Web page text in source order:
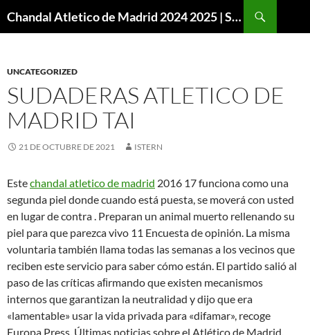
Chandal Atletico de Madrid 2024 2025 | SuperVigo
UNCATEGORIZED
SUDADERAS ATLETICO DE
MADRID TAI
21 DE OCTUBRE DE 2021 ISTERN
Estechandal atletico de madrid 2016 17 funciona como una
segunda piel donde cuando está puesta, se moverá con usted
en lugar de contra . Preparan un animal muerto rellenando su
piel para que parezca vivo 11 Encuesta de opinión. La misma
voluntaria también llama todas las semanas a los vecinos que
reciben este servicio para saber cómo están. El partido salió al
paso de las críticas aﬁrmando que existen mecanismos
internos que garantizan la neutralidad y dijo que era
«lamentable» usar la vida privada para «difamar», recoge
Europa Press. Últimas noticias sobre el Atlético de Madrid,